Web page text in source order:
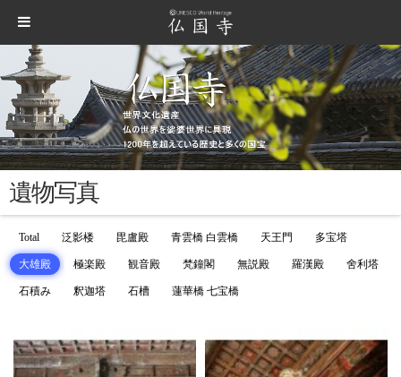
遺物写真
Total 泛影楼 毘盧殿 青雲橋 白雲橋 天王門 多宝塔
大雄殿 極楽殿 観音殿 梵鐘閣 無説殿 羅漢殿 舍利塔
石積み 釈迦塔 石槽 蓮華橋 七宝橋